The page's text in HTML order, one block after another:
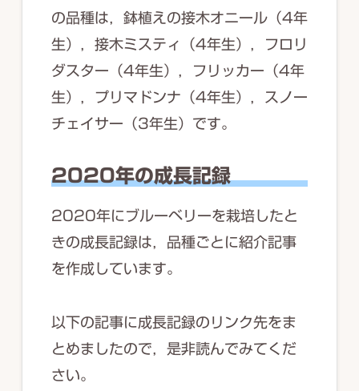
の品種は，鉢植えの接木オニール（4年
生），接木ミスティ（4年生），フロリ
ダスター（4年生），フリッカー（4年
生），プリマドンナ（4年生），スノー
チェイサー（3年生）です。
2020年の成長記録
2020年にブルーベリーを栽培したと
きの成長記録は，品種ごとに紹介記事
を作成しています。
以下の記事に成長記録のリンク先をま
とめましたので，是非読んでみてくだ
さい。